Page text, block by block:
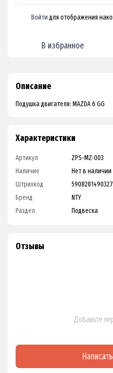
Войти для отображения
В избранное
Описание
Подушка двигателя: MAZDA 6 GG
Характеристики
Артикул
ZPS-MZ-003
Наличие
Нет в наличии
Штрихкод
5908281490327
Бренд
NTY
Раздел
Подвеска
Отзывы
Добавьте